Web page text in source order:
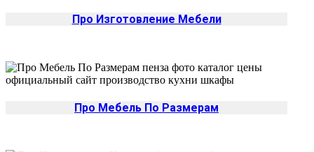
Про Изготовление Мебели
Про Мебель По Размерам